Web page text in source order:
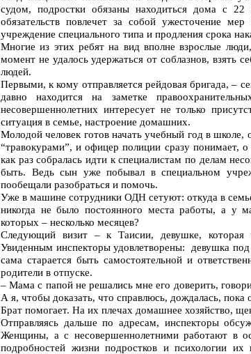
судом, подростки обязаны находиться дома с
обязательств повлечет за собой ужесточение
учреждение специального типа и продления срока
Многие из этих ребят на вид вполне взрослые
момент не удалось удержаться от соблазнов, взять
людей.
Первыми, к кому отправляется рейдовая бригада, –
давно находится на заметке
несовершеннолетних интересует не только
ситуация в семье, настроение домашних.
Молодой человек готов начать учебный год в школе,
“травокурами”, и офицер полиции сразу понимает,
как раз собралась идти к специалистам по делам
быть. Ведь сын уже побывал в специальном
пообещали разобраться и помочь.
Уже в машине сотрудники ОДН сетуют: откуда в
никогда не было постоянного места работы, а
которых – несколько месяцев?
Следующий визит – к Таисии, девушке, которая
Увиденным инспекторы удовлетворены: девушка
сама старается быть самостоятельной и
родители в отпуске.
– Мама с папой не решались мне его доверить,
А я, чтобы доказать, что справлюсь, дождалась, пока
Брат помогает. На их плечах домашнее хозяйство,
Отправляясь дальше по адресам, инспекторы
Женщины, а с несовершеннолетними работают в
подробностей жизни подростков и психологии